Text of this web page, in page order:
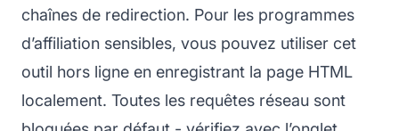
chaînes de redirection. Pour les programmes
d’affiliation sensibles, vous pouvez utiliser cet
outil hors ligne en enregistrant la page HTML
localement. Toutes les requêtes réseau sont